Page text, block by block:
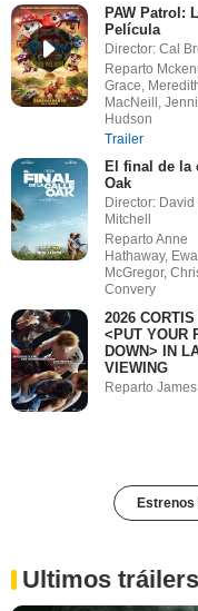
PAW Patrol:
Película
Director: Cal
Reparto
Grace,
MacNeill,
Hudson
Trailer
El final de la
Oak
Director:
Mitchell
Reparto Anne
Hathaway,
McGregor,
Convery
2026 CORTIS
<PUT YOUR
DOWN> IN
VIEWING
Reparto James
Ultimos